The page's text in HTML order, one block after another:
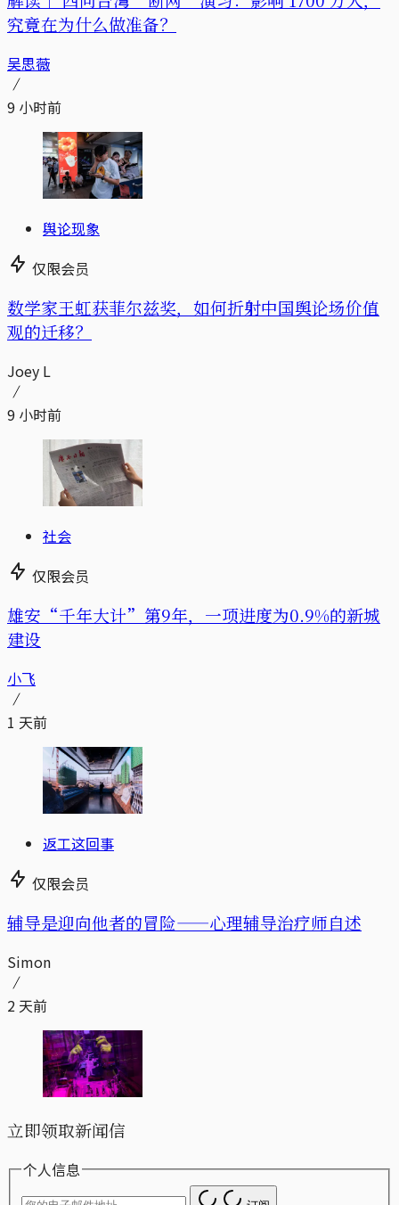
究竟在为什么做准备？
吴思薇
9 小时前
舆论现象
仅限会员
数学家王虹获菲尔兹奖，如何折射中国舆论场价值
观的迁移？
Joey L
9 小时前
社会
仅限会员
雄安“千年大计”第9年，一项进度为0.9%的新城
建设
小飞
1 天前
返工这回事
仅限会员
辅导是迎向他者的冒险——心理辅导治疗师自述
Simon
2 天前
立即领取新闻信
个人信息